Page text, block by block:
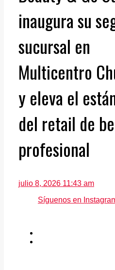
inaugura su
sucursal en
Multicentro
y eleva el
del retail de
profesional
julio 8, 2026 11:43 am
Síguenos en